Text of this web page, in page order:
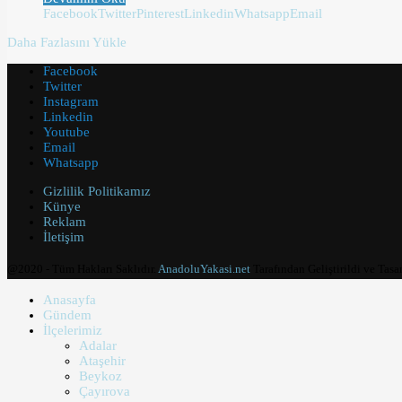
FacebookTwitterPinterestLinkedinWhatsappEmail
Daha Fazlasını Yükle
Facebook
Twitter
Instagram
Linkedin
Youtube
Email
Whatsapp
Gizlilik Politikamız
Künye
Reklam
İletişim
AnadoluYakasi.net
Anasayfa
Gündem
İlçelerimiz
Adalar
Ataşehir
Beykoz
Çayırova